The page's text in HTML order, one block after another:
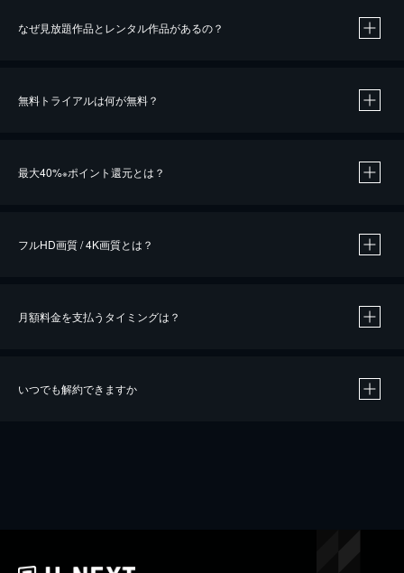
なぜ見放題作品とレンタル作品があるの？
無料トライアルは何が無料？
最大40%※ポイント還元とは？
※40％ポイント還元の対象は、クレジットカード決済による作品の購入 / レンタルです。
iOSアプリのUコイン決済による作品の購入 / レンタルは、20％のポイント還元です。
フルHD画質 / 4K画質とは？
月額料金を支払うタイミングは？
いつでも解約できますか